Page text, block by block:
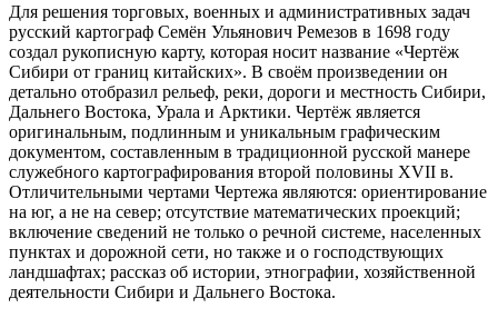
Для решения торговых, военных и административных задач
русский картограф Семён Ульянович Ремезов в 1698 году
создал рукописную карту, которая носит название «Чертёж
Сибири от границ китайских». В своём произведении он
детально отобразил рельеф, реки, дороги и местность Сибири,
Дальнего Востока, Урала и Арктики. Чертёж является
оригинальным, подлинным и уникальным графическим
документом, составленным в традиционной русской манере
служебного картографирования второй половины XVII в.
Отличительными чертами Чертежа являются: ориентирование
на юг, а не на север; отсутствие математических проекций;
включение сведений не только о речной системе, населенных
пунктах и дорожной сети, но также и о господствующих
ландшафтах; рассказ об истории, этнографии, хозяйственной
деятельности Сибири и Дальнего Востока.